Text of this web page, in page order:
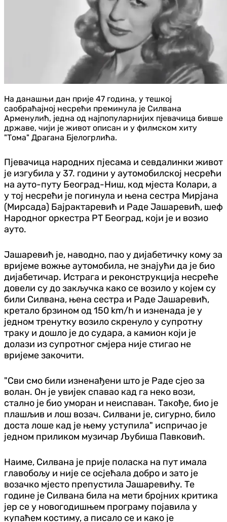
На данашњи дан прије 47 година, у тешкој
саобраћајној несрећи преминула је Силвана
Арменулић, једна од најпопуларнијих пјевачица бивше
државе, чији је живот описан и у филмском хиту
"Тома" Драгана Бјелогрлића.
Пјевачица народних пјесама и севдалинки живот
је изгубила у 37. години у аутомобилској несрећи
на ауто-путу Београд-Ниш, код мјеста Колари, а
у тој несрећи је погинула и њена сестра Мирјана
(Мирсада) Бајрактаревић и Раде Јашаревић, шеф
Народног оркестра РТ Београд, који је и возио
ауто.
Јашаревић је, наводно, пао у дијабетичку кому за
вријеме вожње аутомобила, не знајући да је био
дијабетичар. Истрага и реконструкција несреће
довели су до закључка како се возило у којем су
били Силвана, њена сестра и Раде Јашаревић,
кретало брзином од 150 km/h и изненада је у
једном тренутку возило скренуло у супротну
траку и дошло је до судара, а камион који је
долази из супротног смјера није стигао не
вријеме закочити.
"Сви смо били изненађени што је Раде сјео за
волан. Он је увијек спавао кад га неко вози,
стално је био уморан и неиспаван. Такође, био је
плашљив и лош возач. Силвани је, сигурно, било
доста лоше кад је њему уступила" испричао је
једном приликом музичар Љубиша Павковић.
Наиме, Силвана је прије поласка на пут имала
главобољу и није се осјећала добро и зато је
возачко мјесто препустила Јашаревићу. Те
године је Силвана била на мети бројних критика
јер се у новогодишњем програму појавила у
купаћем костиму, а писало се и како је